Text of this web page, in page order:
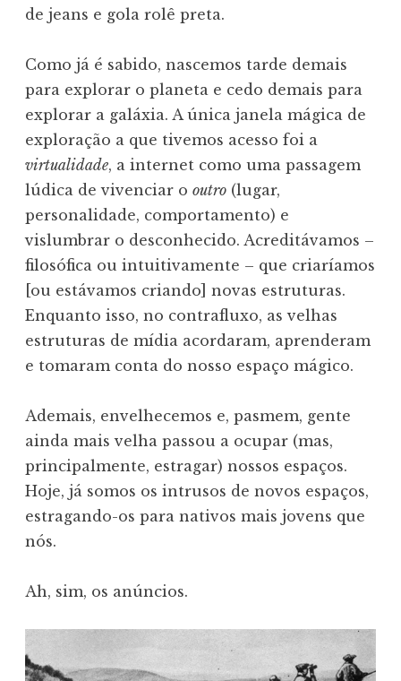
de jeans e gola rolê preta.
Como já é sabido, nascemos tarde demais
para explorar o planeta e cedo demais para
explorar a galáxia. A única janela mágica de
exploração a que tivemos acesso foi a
virtualidade, a internet como uma passagem
lúdica de vivenciar o outro (lugar,
personalidade, comportamento) e
vislumbrar o desconhecido. Acreditávamos –
filosófica ou intuitivamente – que criaríamos
[ou estávamos criando] novas estruturas.
Enquanto isso, no contrafluxo, as velhas
estruturas de mídia acordaram, aprenderam
e tomaram conta do nosso espaço mágico.
Ademais, envelhecemos e, pasmem, gente
ainda mais velha passou a ocupar (mas,
principalmente, estragar) nossos espaços.
Hoje, já somos os intrusos de novos espaços,
estragando-os para nativos mais jovens que
nós.
Ah, sim, os anúncios.